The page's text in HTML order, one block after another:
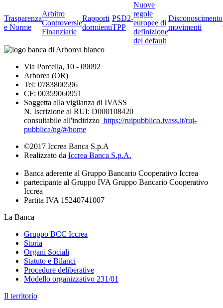
Trasparenza
e Norme
Arbitro
Controversie
Finanziarie
Rapporti
dormienti
PSD2-
TPP
Nuove
regole
europee di
definizione
del default
Disconoscimento
movimenti
Via Porcella, 10 - 09092
Arborea (OR)
Tel: 0783800596
CF: 00359060951
Soggetta alla vigilanza di IVASS
N. Iscrizione al RUI: D000108420
consultabile all'indirizzo https://ruipubblico.ivass.it/rui-
pubblica/ng/#/home
©2017 Iccrea Banca S.p.A
Realizzato da Iccrea Banca S.p.A.
Banca aderente al Gruppo Bancario Cooperativo Iccrea
partecipante al Gruppo IVA Gruppo Bancario Cooperativo
Iccrea
Partita IVA 15240741007
La Banca
Gruppo BCC Iccrea
Storia
Organi Sociali
Statuto e Bilanci
Procedure deliberative
Modello organizzativo 231/01
Il territorio